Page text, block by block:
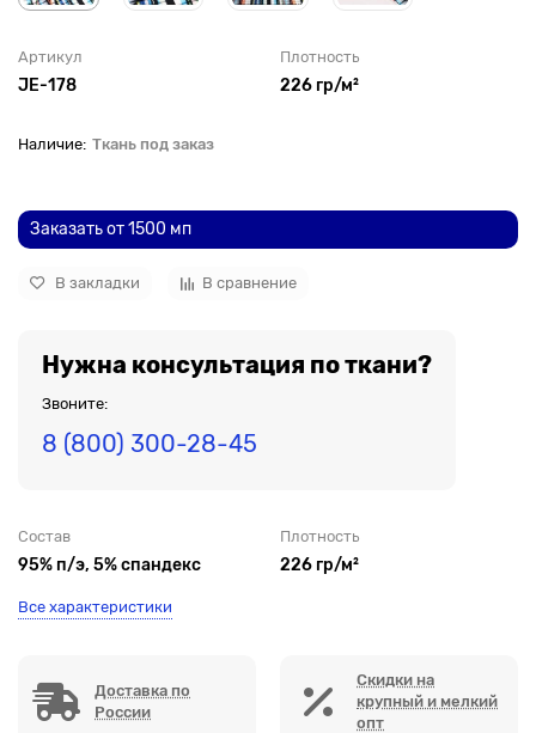
Артикул
JE-178
Плотность
226 гр/м²
Ткань под заказ
Заказать от 1500 мп
В закладки В сравнение
Нужна консультация по ткани?
Звоните:
8 (800) 300-28-45
Состав
95% п/э, 5% спандекс
Плотность
226 гр/м²
Все характеристики
Доставка по
России
Скидки на
крупный и мелкий
опт